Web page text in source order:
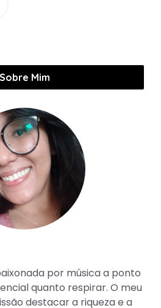
Sobre Mim
por música a ponto
quanto respirar. O meu
destacar a riqueza e a